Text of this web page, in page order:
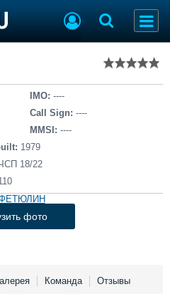
площадка
объявлений
флота
IMO: ----
Call Sign: ----
MMSI: ----
1979
18/22
фото
Команда Отзывы